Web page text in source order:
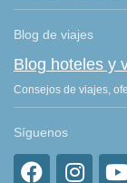
Blog de viajes
Blog hoteles y
Consejos de viajes,
Síguenos